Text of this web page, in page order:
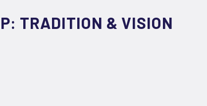
TRADITION & VISION